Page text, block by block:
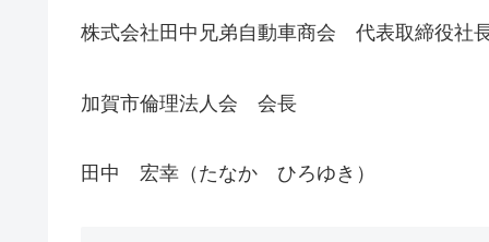
株式会社田中兄弟自動車商会 代表取締役社
加賀市倫理法人会 会長
田中 宏幸（たなか ひろゆき）